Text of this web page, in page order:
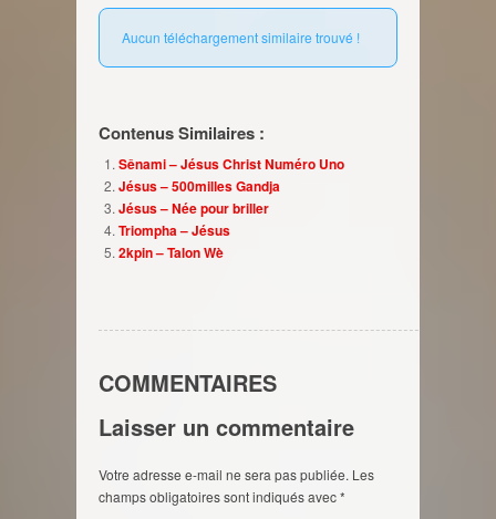
Aucun téléchargement similaire trouvé !
Contenus Similaires :
Sênami – Jésus Christ Numéro Uno
Jésus – 500milles Gandja
Jésus – Née pour briller
Triompha – Jésus
2kpin – Talon Wè
COMMENTAIRES
Laisser un commentaire
Votre adresse e-mail ne sera pas publiée. Les
champs obligatoires sont indiqués avec*